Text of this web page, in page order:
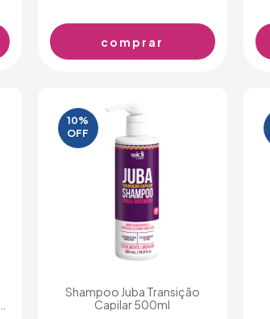
10%
OFF
Shampoo Juba Transição
Capilar 500ml